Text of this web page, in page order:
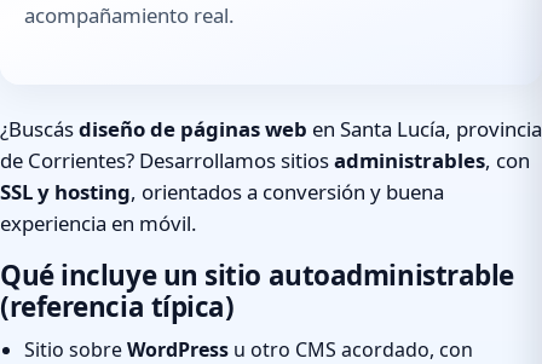
acompañamiento real.
¿Buscásdiseño de páginas web en Santa Lucía, provincia
de Corrientes? Desarrollamos sitiosadministrables, con
SSL y hosting, orientados a conversión y buena
experiencia en móvil.
Qué incluye un sitio autoadministrable
(referencia típica)
Sitio sobreWordPress u otro CMS acordado, con